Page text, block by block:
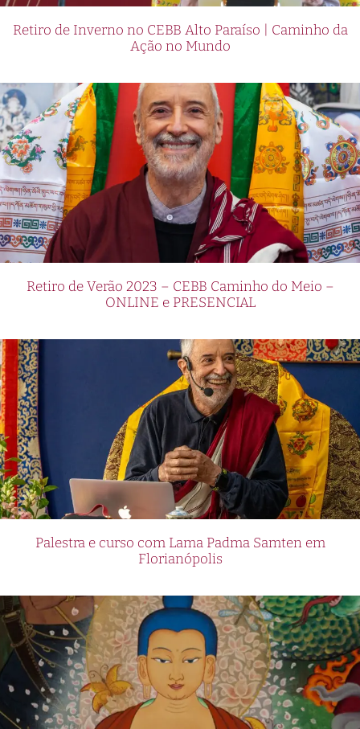
Retiro de Inverno no CEBB Alto Paraíso | Caminho da
Ação no Mundo
Retiro de Verão 2023 – CEBB Caminho do Meio –
ONLINE e PRESENCIAL
Palestra e curso com Lama Padma Samten em
Florianópolis